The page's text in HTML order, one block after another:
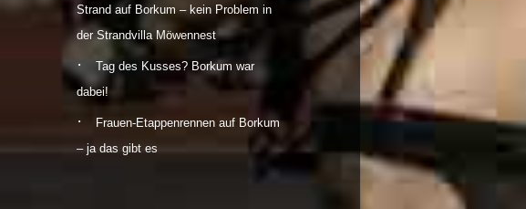
Strand auf Borkum – kein Problem in
der Strandvilla Möwennest
Tag des Kusses? Borkum war
dabei!
Frauen-Etappenrennen auf Borkum
– ja das gibt es